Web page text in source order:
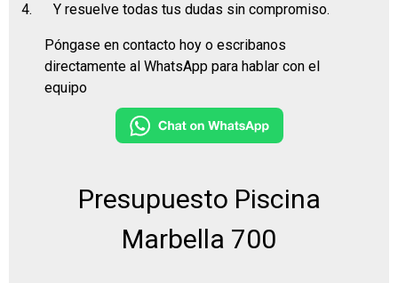
Y resuelve todas tus dudas sin compromiso.
Póngase en contacto hoy o escribanos
directamente al WhatsApp para hablar con el
equipo
Presupuesto Piscina
Marbella 700